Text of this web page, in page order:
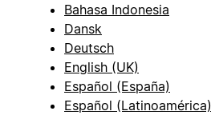
Bahasa Indonesia
Dansk
Deutsch
English (UK)
Español (España)
Español (Latinoamérica)